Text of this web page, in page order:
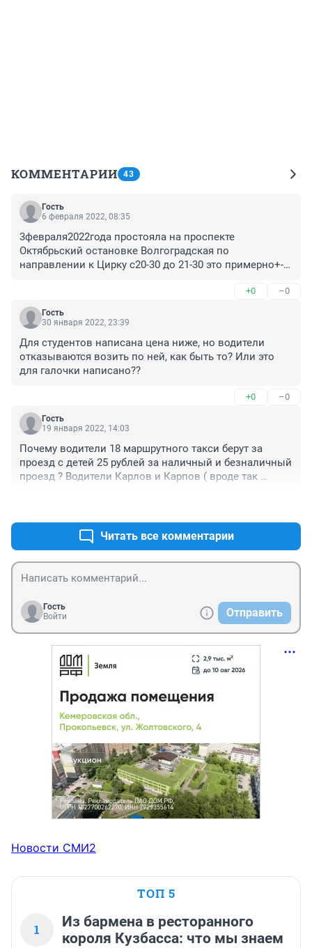
КОММЕНТАРИИ 43
Гость
6 февраля 2022, 08:35
3февраля2022года простояла на проспекте
Октябрьский остановке Волгоградская по
направлении к Цирку с20-30 до 21-30 это примерно+-
расписание висит на остановке, очень замёрзла и как
результат заболела,кто за это ответит и когда все
нормализуется или нужно ездить на такси,я
+0 –0
Гость
30 января 2022, 23:39
Для студентов написана цена ниже, но водители
отказываются возить по ней, как быть то? Или это
для галочки написано??
+0 –0
Гость
19 января 2022, 14:03
Почему водители 18 маршрутного такси берут за
проезд с детей 25 рублей за наличный и безналичный
проезд ? Водители Карлов и Карпов ( вроде так
Читать все комментарии
Гость
Войти
Отправить
Новости СМИ2
ТОП 5
1
Из бармена в ресторанного
короля Кузбасса: что мы знаем